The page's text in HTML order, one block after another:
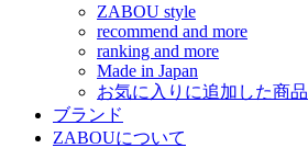
ZABOU style
recommend and more
ranking and more
Made in Japan
お気に入りに追加した商品
ブランド
ZABOUについて